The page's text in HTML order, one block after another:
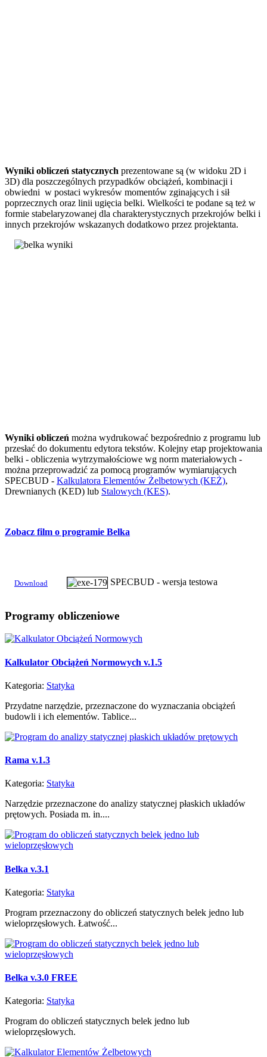
Wyniki obliczeń statycznych prezentowane są (w widoku 2D i
3D) dla poszczególnych przypadków obciążeń, kombinacji i
obwiedni w postaci wykresów momentów zginających i sił
poprzecznych oraz linii ugięcia belki. Wielkości te podane są też w
formie stabelaryzowanej dla charakterystycznych przekrojów belki i
innych przekrojów wskazanych dodatkowo przez projektanta.
Wyniki obliczeń można wydrukować bezpośrednio z programu lub
przesłać do dokumentu edytora tekstów. Kolejny etap projektowania
belki - obliczenia wytrzymałościowe wg norm materiałowych -
można przeprowadzić za pomocą programów wymiarujących
SPECBUD - Kalkulatora Elementów Żelbetowych (KEŻ),
Drewnianych (KED) lub Stalowych (KES).
Zobacz film o programie Belka
Download SPECBUD - wersja testowa
Programy obliczeniowe
Kalkulator Obciążeń Normowych v.1.5
Kategoria: Statyka
Przydatne narzędzie, przeznaczone do wyznaczania obciążeń
budowli i ich elementów. Tablice...
Rama v.1.3
Kategoria: Statyka
Narzędzie przeznaczone do analizy statycznej płaskich układów
prętowych. Posiada m. in....
Belka v.3.1
Kategoria: Statyka
Program przeznaczony do obliczeń statycznych belek jedno lub
wieloprzęsłowych. Łatwość...
Belka v.3.0 FREE
Kategoria: Statyka
Program do obliczeń statycznych belek jedno lub
wieloprzęsłowych.